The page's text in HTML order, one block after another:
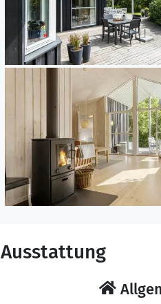
Lage
Das Gebiet
einem
mit Ihren
alte
heimischen
eines der
das
Ausstattung